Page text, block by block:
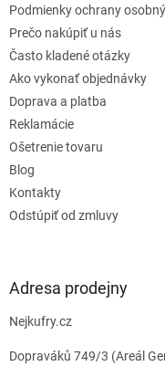
Podmienky ochrany
Prečo nakúpiť u nás
Často kladené otázky
Ako vykonať objednávky
Doprava a platba
Reklamácie
Ošetrenie tovaru
Blog
Kontakty
Odstúpiť od zmluvy
Adresa prodejny
Nejkufry.cz
Dopraváků 749/3 (Areál